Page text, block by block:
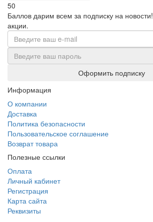
50
Баллов дарим всем за подписку на новости!
акции.
Оформить подписку
Информация
О компании
Доставка
Политика безопасности
Пользовательское соглашение
Возврат товара
Полезные ссылки
Оплата
Личный кабинет
Регистрация
Карта сайта
Реквизиты